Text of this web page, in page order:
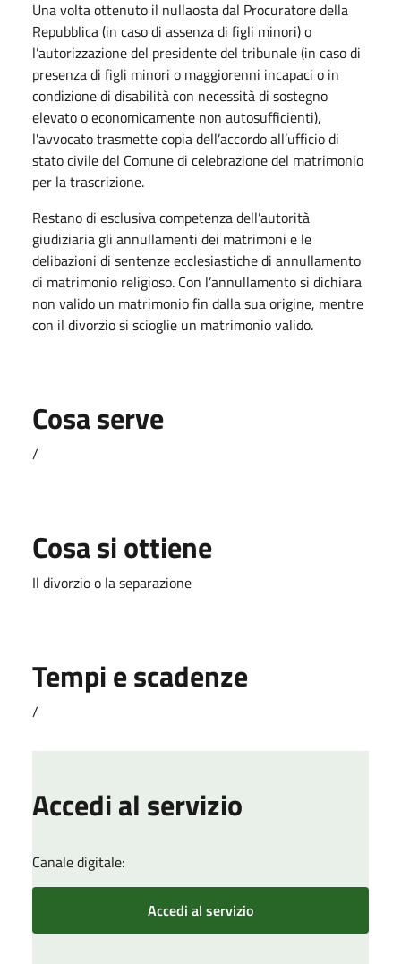
Una volta ottenuto il nullaosta dal Procuratore della
Repubblica (in caso di assenza di figli minori) o
l’autorizzazione del presidente del tribunale (in caso di
presenza di figli minori o maggiorenni incapaci o in
condizione di disabilità con necessità di sostegno
elevato o economicamente non autosufficienti),
l'avvocato trasmette copia dell’accordo all’ufficio di
stato civile del Comune di celebrazione del matrimonio
per la trascrizione.
Restano di esclusiva competenza dell’autorità
giudiziaria gli annullamenti dei matrimoni e le
delibazioni di sentenze ecclesiastiche di annullamento
di matrimonio religioso. Con l’annullamento si dichiara
non valido un matrimonio fin dalla sua origine, mentre
con il divorzio si scioglie un matrimonio valido.
Cosa serve
/
Cosa si ottiene
Il divorzio o la separazione
Tempi e scadenze
/
Accedi al servizio
Canale digitale:
Accedi al servizio